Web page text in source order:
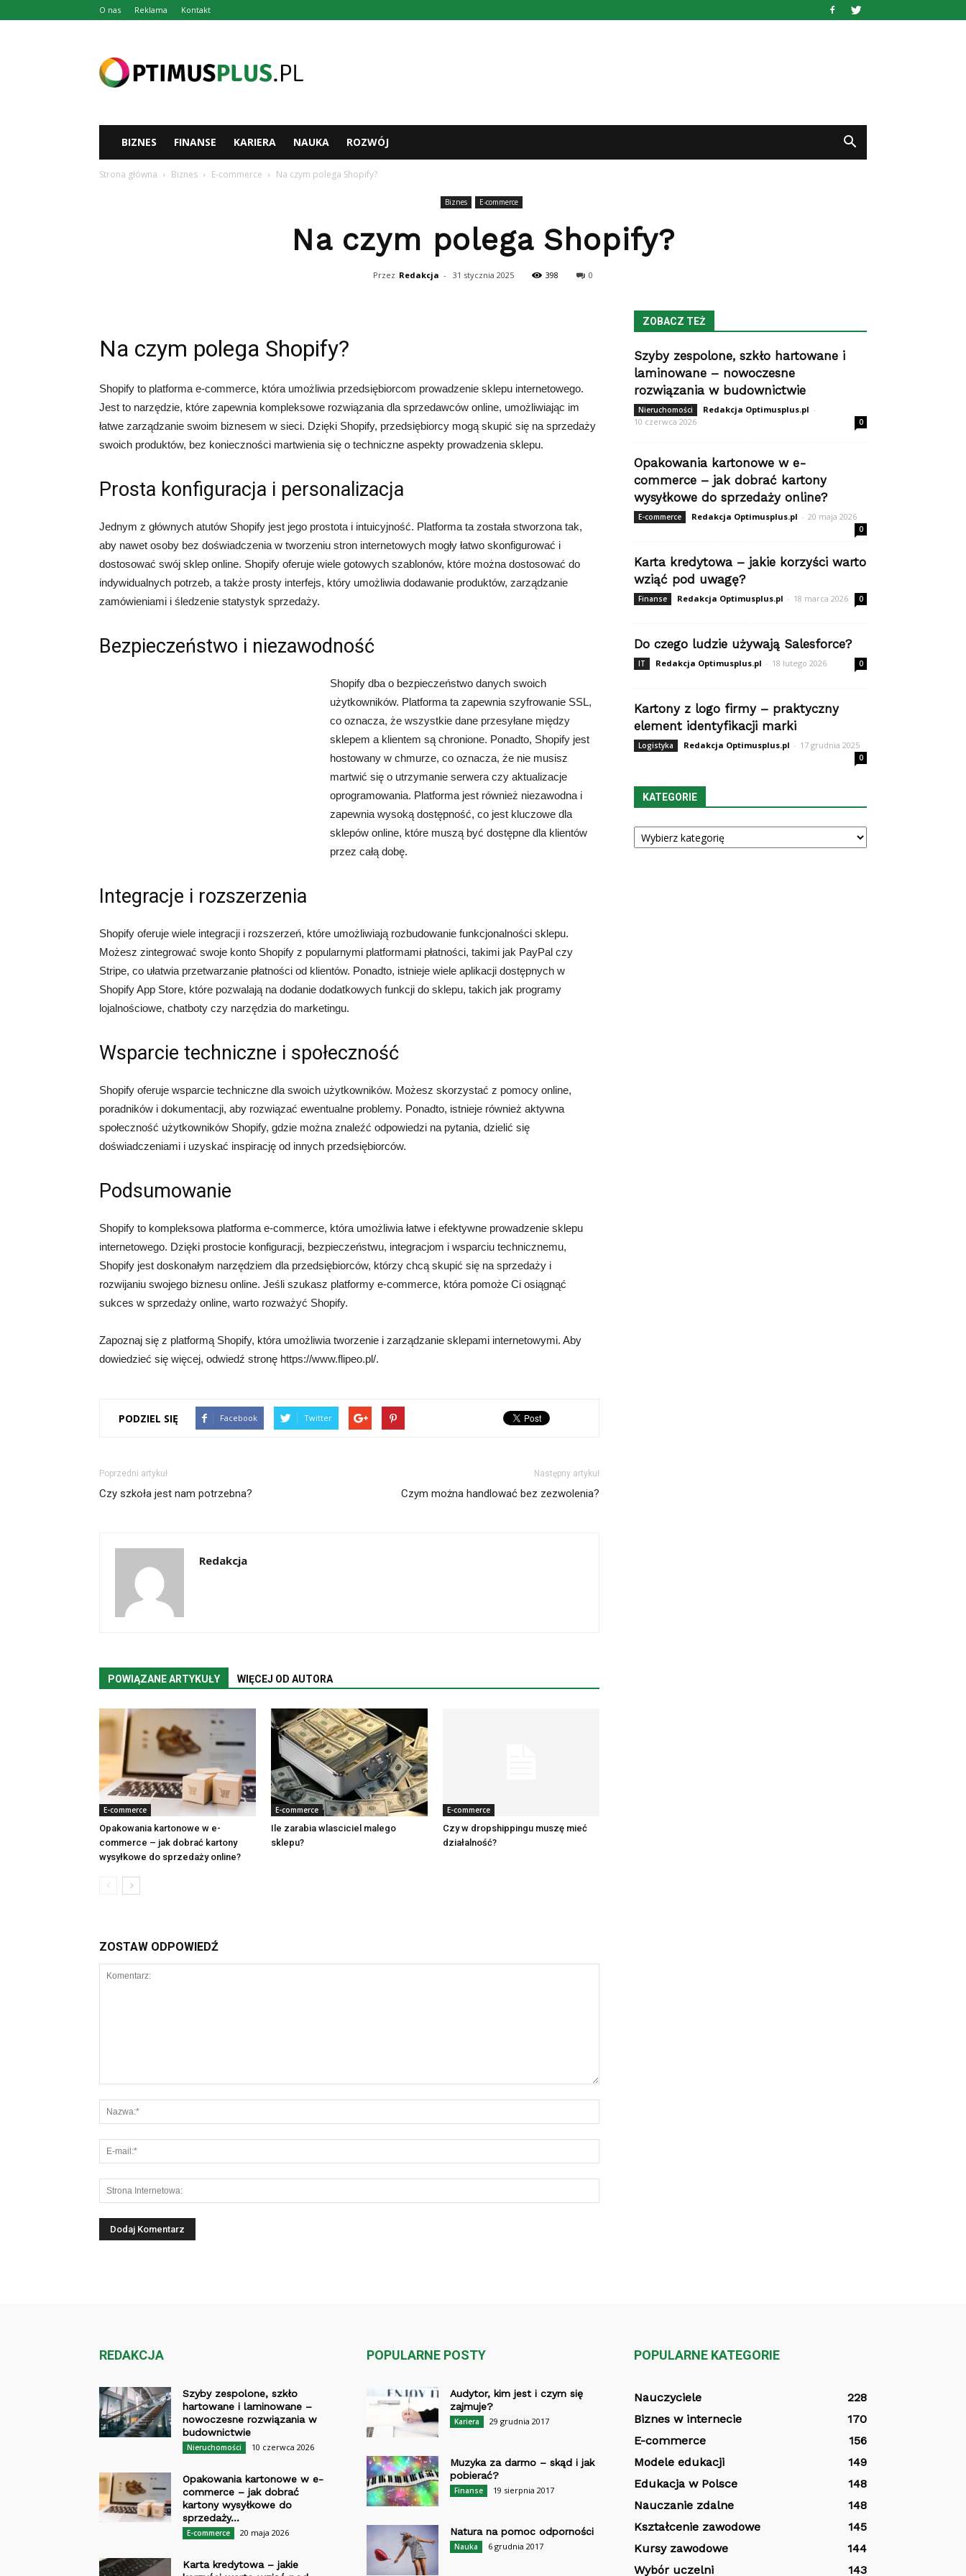
O nas Reklama Kontakt
BIZNES FINANSE KARIERA NAUKA ROZWÓJ
Strona główna Biznes E-commerce Na czym polega Shopify?
Biznes E-commerce
Na czym polega Shopify?
Przez Redakcja - 31 stycznia 2025 398 0
Na czym polega Shopify?
Shopify to platforma e-commerce, która umożliwia przedsiębiorcom prowadzenie sklepu internetowego.
Jest to narzędzie, które zapewnia kompleksowe rozwiązania dla sprzedawców online, umożliwiając im
łatwe zarządzanie swoim biznesem w sieci. Dzięki Shopify, przedsiębiorcy mogą skupić się na sprzedaży
swoich produktów, bez konieczności martwienia się o techniczne aspekty prowadzenia sklepu.
Prosta konfiguracja i personalizacja
Jednym z głównych atutów Shopify jest jego prostota i intuicyjność. Platforma ta została stworzona tak,
aby nawet osoby bez doświadczenia w tworzeniu stron internetowych mogły łatwo skonfigurować i
dostosować swój sklep online. Shopify oferuje wiele gotowych szablonów, które można dostosować do
indywidualnych potrzeb, a także prosty interfejs, który umożliwia dodawanie produktów, zarządzanie
zamówieniami i śledzenie statystyk sprzedaży.
Bezpieczeństwo i niezawodność
Shopify dba o bezpieczeństwo danych swoich
użytkowników. Platforma ta zapewnia szyfrowanie SSL,
co oznacza, że wszystkie dane przesyłane między
sklepem a klientem są chronione. Ponadto, Shopify jest
hostowany w chmurze, co oznacza, że nie musisz
martwić się o utrzymanie serwera czy aktualizacje
oprogramowania. Platforma jest również niezawodna i
zapewnia wysoką dostępność, co jest kluczowe dla
sklepów online, które muszą być dostępne dla klientów
przez całą dobę.
Integracje i rozszerzenia
Shopify oferuje wiele integracji i rozszerzeń, które umożliwiają rozbudowanie funkcjonalności sklepu.
Możesz zintegrować swoje konto Shopify z popularnymi platformami płatności, takimi jak PayPal czy
Stripe, co ułatwia przetwarzanie płatności od klientów. Ponadto, istnieje wiele aplikacji dostępnych w
Shopify App Store, które pozwalają na dodanie dodatkowych funkcji do sklepu, takich jak programy
lojalnościowe, chatboty czy narzędzia do marketingu.
Wsparcie techniczne i społeczność
Shopify oferuje wsparcie techniczne dla swoich użytkowników. Możesz skorzystać z pomocy online,
poradników i dokumentacji, aby rozwiązać ewentualne problemy. Ponadto, istnieje również aktywna
społeczność użytkowników Shopify, gdzie można znaleźć odpowiedzi na pytania, dzielić się
doświadczeniami i uzyskać inspirację od innych przedsiębiorców.
Podsumowanie
Shopify to kompleksowa platforma e-commerce, która umożliwia łatwe i efektywne prowadzenie sklepu
internetowego. Dzięki prostocie konfiguracji, bezpieczeństwu, integracjom i wsparciu technicznemu,
Shopify jest doskonałym narzędziem dla przedsiębiorców, którzy chcą skupić się na sprzedaży i
rozwijaniu swojego biznesu online. Jeśli szukasz platformy e-commerce, która pomoże Ci osiągnąć
sukces w sprzedaży online, warto rozważyć Shopify.
Zapoznaj się z platformą Shopify, która umożliwia tworzenie i zarządzanie sklepami internetowymi. Aby
dowiedzieć się więcej, odwiedź stronę https://www.flipeo.pl/.
PODZIEL SIĘ Facebook Twitter
Poprzedni artykuł
Czy szkoła jest nam potrzebna?
Następny artykuł
Czym można handlować bez zezwolenia?
Redakcja
POWIĄZANE ARTYKUŁY WIĘCEJ OD AUTORA
E-commerce
Opakowania kartonowe w e-
commerce – jak dobrać kartony
wysyłkowe do sprzedaży online?
E-commerce
Ile zarabia wlasciciel malego
sklepu?
E-commerce
Czy w dropshippingu muszę mieć
działalność?
ZOSTAW ODPOWIEDŹ
ZOBACZ TEŻ
Szyby zespolone, szkło hartowane i
laminowane – nowoczesne
rozwiązania w budownictwie
Nieruchomości Redakcja Optimusplus.pl -
10 czerwca 2026
0
Opakowania kartonowe w e-
commerce – jak dobrać kartony
wysyłkowe do sprzedaży online?
E-commerce Redakcja Optimusplus.pl - 20 maja 2026
0
Karta kredytowa – jakie korzyści warto
wziąć pod uwagę?
Finanse Redakcja Optimusplus.pl - 18 marca 2026 0
Do czego ludzie używają Salesforce?
IT Redakcja Optimusplus.pl - 18 lutego 2026 0
Kartony z logo firmy – praktyczny
element identyfikacji marki
Logistyka Redakcja Optimusplus.pl - 17 grudnia 2025
0
KATEGORIE
Kategorie
REDAKCJA
Szyby zespolone, szkło
hartowane i laminowane –
nowoczesne rozwiązania w
budownictwie
Nieruchomości 10 czerwca 2026
Opakowania kartonowe w e-
commerce – jak dobrać
kartony wysyłkowe do
sprzedaży...
E-commerce 20 maja 2026
Karta kredytowa – jakie
POPULARNE POSTY
Audytor, kim jest i czym się
zajmuje?
Kariera 29 grudnia 2017
Muzyka za darmo – skąd i jak
pobierać?
Finanse 19 sierpnia 2017
Natura na pomoc odporności
Nauka 6 grudnia 2017
POPULARNE KATEGORIE
Nauczyciele
228
Biznes w internecie
170
E-commerce
156
Modele edukacji
149
Edukacja w Polsce
148
Nauczanie zdalne
148
Kształcenie zawodowe
145
Kursy zawodowe
144
Wybór uczelni
143